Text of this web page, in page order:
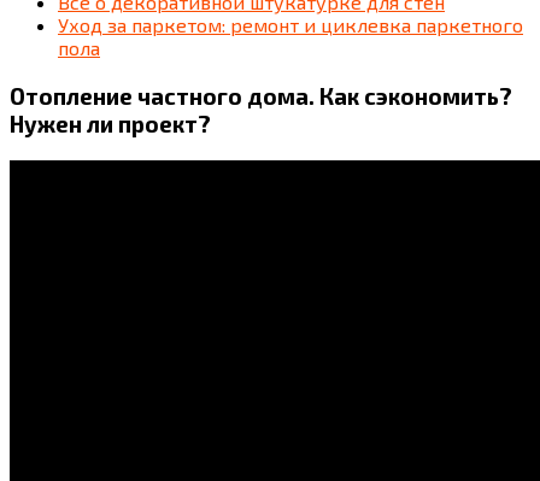
Уход за паркетом: ремонт и циклевка паркетного
пола
Отопление частного дома. Как сэкономить?
Нужен ли проект?